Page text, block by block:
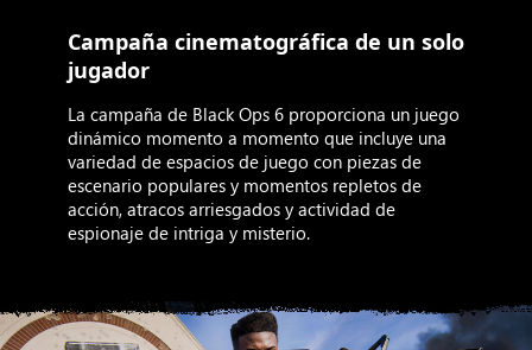
Campaña cinematográfica de un solo
jugador
La campaña de Black Ops 6 proporciona un juego
dinámico momento a momento que incluye una
variedad de espacios de juego con piezas de
escenario populares y momentos repletos de
acción, atracos arriesgados y actividad de
espionaje de intriga y misterio.